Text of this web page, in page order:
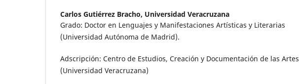
Carlos Gutiérrez Bracho, Universidad Veracruzana
Grado: Doctor en Lenguajes y Manifestaciones Artísticas y Literarias
(Universidad Autónoma de Madrid).
Adscripción: Centro de Estudios, Creación y Documentación de las Artes
(Universidad Veracruzana)